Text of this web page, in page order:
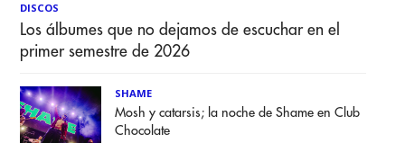
DISCOS
Los álbumes que no dejamos de escuchar en el
primer semestre de 2026
SHAME
Mosh y catarsis; la noche de Shame en Club
Chocolate